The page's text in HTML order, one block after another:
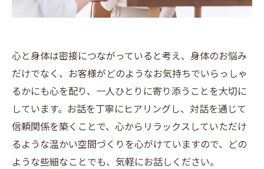
心と身体は密接につながっていると考え、身体のお悩み
だけでなく、お客様がどのようなお気持ちでいらっしゃ
るかにも心を配り、一人ひとりに寄り添うことを大切に
しています。お話を丁寧にヒアリングし、対話を通じて
信頼関係を築くことで、心からリラックスしていただけ
るような温かい空間づくりを心がけていますので、どの
ような些細なことでも、気軽にお話しください。